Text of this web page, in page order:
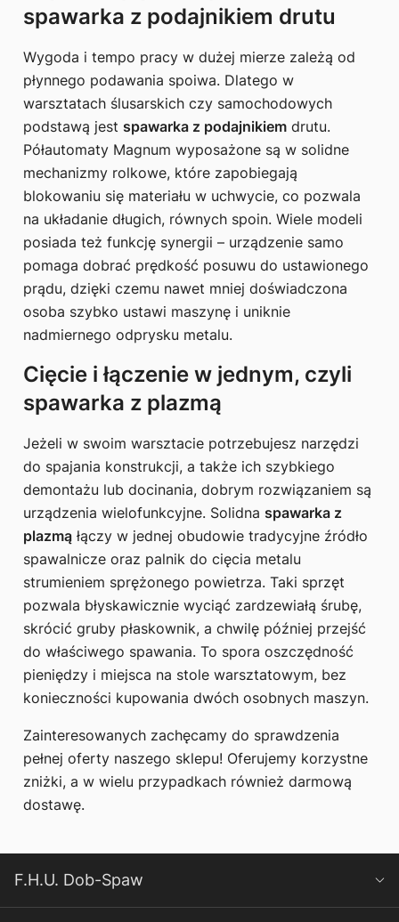
spawarka z podajnikiem drutu
Wygoda i tempo pracy w dużej mierze zależą od
płynnego podawania spoiwa. Dlatego w
warsztatach ślusarskich czy samochodowych
podstawą jest spawarka z podajnikiem drutu.
Półautomaty Magnum wyposażone są w solidne
mechanizmy rolkowe, które zapobiegają
blokowaniu się materiału w uchwycie, co pozwala
na układanie długich, równych spoin. Wiele modeli
posiada też funkcję synergii – urządzenie samo
pomaga dobrać prędkość posuwu do ustawionego
prądu, dzięki czemu nawet mniej doświadczona
osoba szybko ustawi maszynę i uniknie
nadmiernego odprysku metalu.
Cięcie i łączenie w jednym, czyli
spawarka z plazmą
Jeżeli w swoim warsztacie potrzebujesz narzędzi
do spajania konstrukcji, a także ich szybkiego
demontażu lub docinania, dobrym rozwiązaniem są
urządzenia wielofunkcyjne. Solidna spawarka z
plazmą łączy w jednej obudowie tradycyjne źródło
spawalnicze oraz palnik do cięcia metalu
strumieniem sprężonego powietrza. Taki sprzęt
pozwala błyskawicznie wyciąć zardzewiałą śrubę,
skrócić gruby płaskownik, a chwilę później przejść
do właściwego spawania. To spora oszczędność
pieniędzy i miejsca na stole warsztatowym, bez
konieczności kupowania dwóch osobnych maszyn.
Zainteresowanych zachęcamy do sprawdzenia
pełnej oferty naszego sklepu! Oferujemy korzystne
zniżki, a w wielu przypadkach również darmową
dostawę.
F.H.U. Dob-Spaw